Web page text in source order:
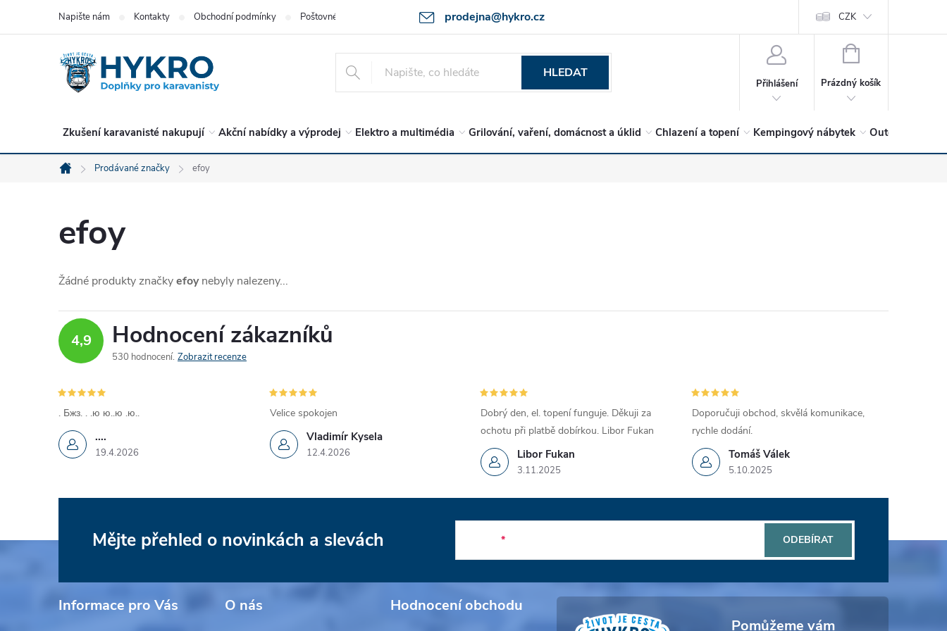
prodejna@hykro.cz
Napište nám Kontakty Obchodní podmínky Poštovné Ochrana osob. údajů - GDPR Postup při reklamaci -jak zboží vrátit? O společnosti Hodnocení obchodu
CZK
HLEDAT
Přihlášení
NÁKUPNÍ
Prázdný košík
Zkušení karavanisté nakupují Akční nabídky a výprodej Elektro a multimédia Grilování, vaření, domácnost a úklid Chlazení a topení Kempingový nábytek Outdoor a
Domů
Prodávané značky efoy
efoy
Žádné produkty značkyefoynebyly nalezeny...
4,9 Hodnocení zákazníků
530 hodnocení Zobrazit recenze
....
19.4.2026
. Бжз. . .ю ю..ю .ю..
Vladimír Kysela
12.4.2026
Velice spokojen
Libor Fukan
3.11.2025
Dobrý den, el. topení funguje. Děkuji za
ochotu při platbě dobírkou. Libor Fukan
Tomáš Válek
5.10.2025
Doporučuji obchod, skvělá komunikace,
rychle dodání.
Z
Mějte přehled o novinkách a slevách ODEBÍRAT
Informace pro Vás O nás Hodnocení obchodu